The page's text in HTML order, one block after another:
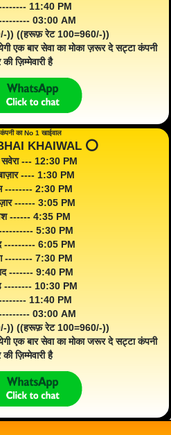
11:40 PM
03:00 AM
)) ((हरूफ़ रेट 100=960/-))
एक बार सेवा का मोका ज़रूर दे सट्टा कंपनी
ज़िम्मेवारी है
का No 1 खाईवाल
KHAIWAL ⭕️
सवेरा --- 12:30 PM
---- 1:30 PM
-------- 2:30 PM
------ 3:05 PM
------ 4:35 PM
5:30 PM
--------- 6:05 PM
-------- 7:30 PM
------- 9:40 PM
-------- 10:30 PM
11:40 PM
03:00 AM
)) ((हरूफ़ रेट 100=960/-))
एक बार सेवा का मोका जरूर दे सट्टा कंपनी
ज़िम्मेवारी है